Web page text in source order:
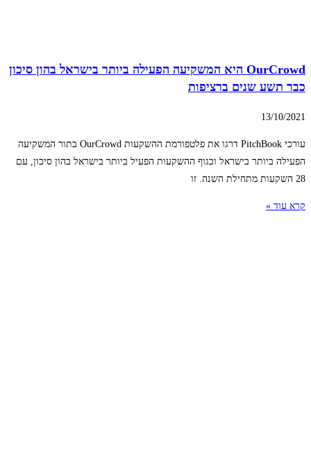
OurCrowd היא המשקיעה הפעילה ביותר בישראל בהון סיכון
כבר תשע שנים ברציפות
13/10/2021
עורכי PitchBook דרגו את פלטפורמת ההשקעות OurCrowd בתור המשקיעה
הפעילה ביותר בישראל וכגוף ההשקעות הפעיל ביותר בישראל בהון סיכון, עם
28 השקעות מתחילת השנה. זו
קרא עוד »